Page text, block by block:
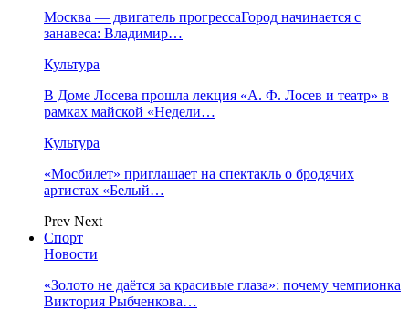
Москва — двигатель прогрессаГород начинается с
занавеса: Владимир…
Культура
В Доме Лосева прошла лекция «А. Ф. Лосев и театр» в
рамках майской «Недели…
Культура
«Мосбилет» приглашает на спектакль о бродячих
артистах «Белый…
Prev Next
Спорт
Новости
«Золото не даётся за красивые глаза»: почему чемпионка
Виктория Рыбченкова…